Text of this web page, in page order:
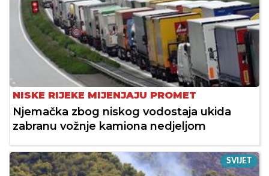
NISKE RIJEKE MIJENJAJU PROMET
Njemačka zbog niskog vodostaja ukida
zabranu vožnje kamiona nedjeljom
SVIJET